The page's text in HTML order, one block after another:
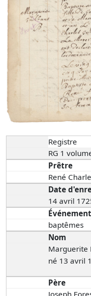
Registre
RG 1
Prêtre
René
Date
14 avril
Événement
baptêmes
Nom
Marguerite
né 13 avril
Père